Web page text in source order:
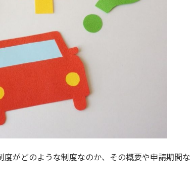
がどのような制度なのか、その概要や申請期間な